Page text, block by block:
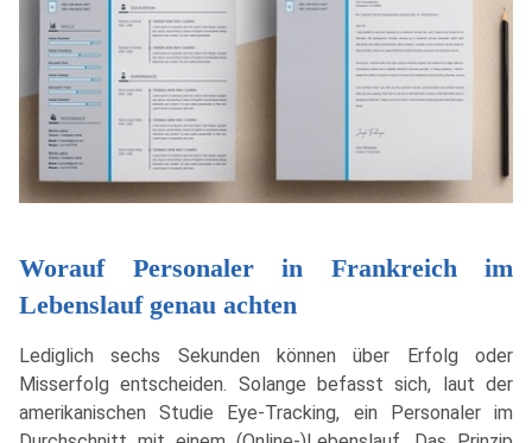
Worauf Personaler in Frankreich im
Lebenslauf genau achten
Lediglich sechs Sekunden können über Erfolg oder
Misserfolg entscheiden. Solange befasst sich, laut der
amerikanischen Studie Eye-Tracking, ein Personaler im